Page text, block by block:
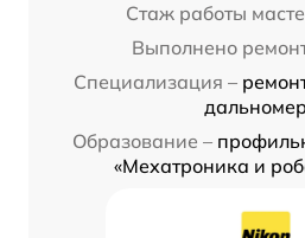
Стаж работы
Выполнено
Специализация –
Образование –
«Мехатроника и